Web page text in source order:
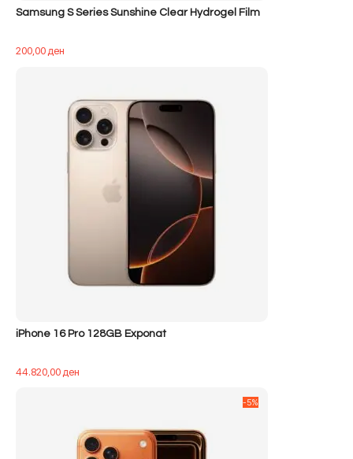
Samsung S Series Sunshine Clear Hydrogel Film
200,00ден
iPhone 16 Pro 128GB Exponat
44.820,00ден
-5%